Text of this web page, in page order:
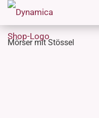
Mörser mit Stössel